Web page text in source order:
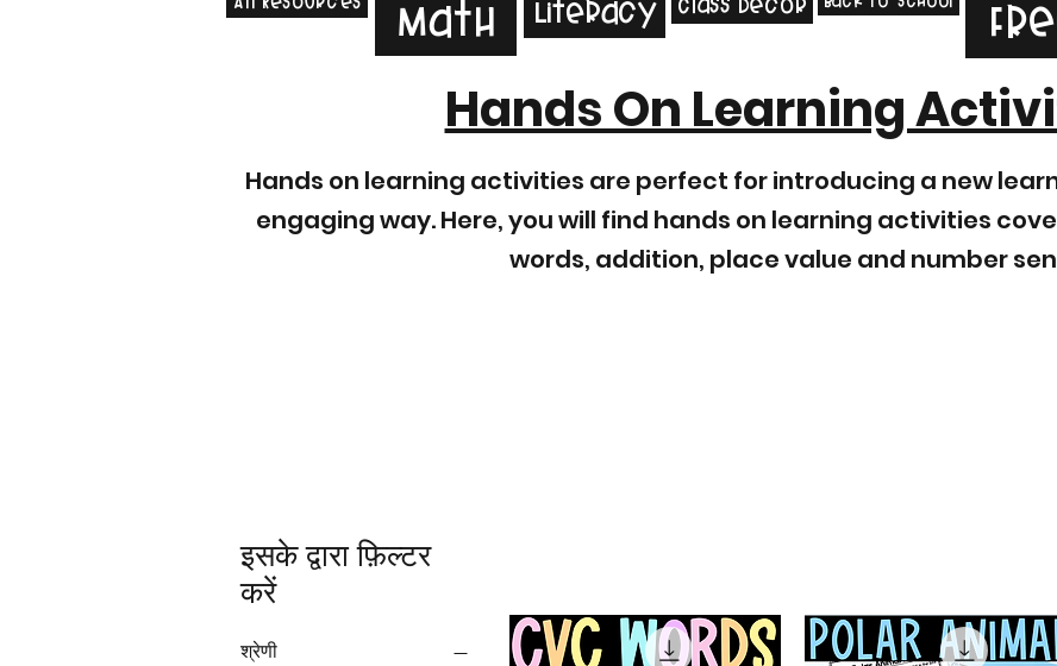
Math Literacy Class Decor
Hands On Learning
Hands on learning activities are perfect for introducing a new
engaging way. Here, you will find hands on learning activities
words, addition, place value and number
इसके द्वारा फ़िल्टर
करें
श्रेणी